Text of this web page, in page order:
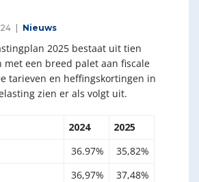
Nieuws
2025 bestaat uit tien
met een breed palet aan fiscale
tarieven en heffingskortingen in
zien er als volgt uit.
2024
2025
36.97%
35,82%
36,97%
37,48%